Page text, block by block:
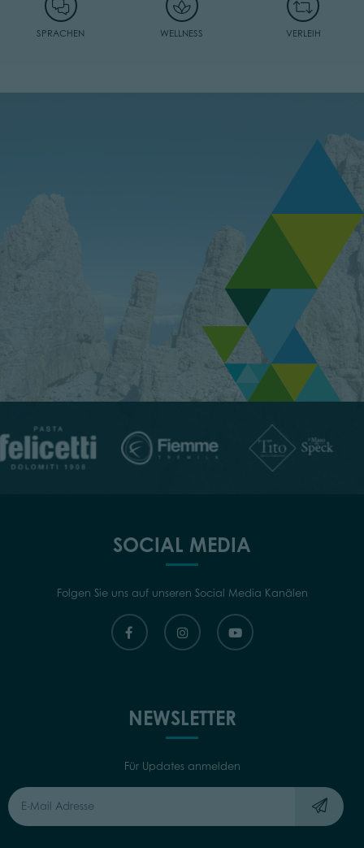
SPRACHEN WELLNESS VERLEIH
SOCIAL MEDIA
Folgen Sie uns auf unseren Social Media Kanälen
NEWSLETTER
Für Updates anmelden